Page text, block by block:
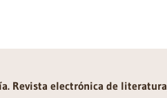
Revista electrónica de literatura